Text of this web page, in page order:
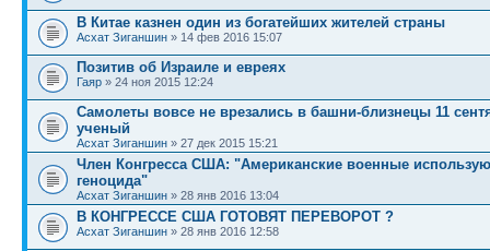
В Китае казнен один из богатейших жителей страны
Асхат Зиганшин » 14 фев 2016 15:07
Позитив об Израиле и евреях
Гаяр » 24 ноя 2015 12:24
Самолеты вовсе не врезались в башни-близнецы 11
ученый
Асхат Зиганшин » 27 дек 2015 15:21
Член Конгресса США: "Американские военные
геноцида"
Асхат Зиганшин » 28 янв 2016 13:04
В КОНГРЕССЕ США ГОТОВЯТ ПЕРЕВОРОТ ?
Асхат Зиганшин » 28 янв 2016 12:58